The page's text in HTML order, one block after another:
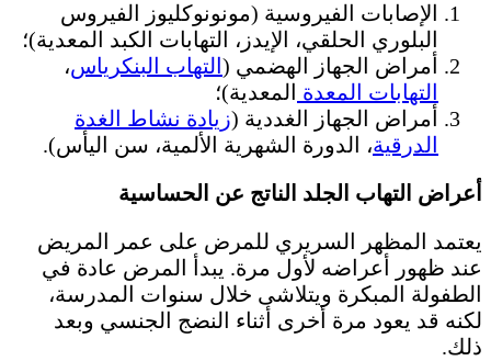
الإصابات الفيروسية (مونونوكليوز الفيروس
البلوري الحلقي، الإيدز، التهابات الكبد المعدية)؛
أمراض الجهاز الهضمي ( التهاب البنكرياس،
التهابات المعدة المعدية)؛
أمراض الجهاز الغددية (زيادة نشاط الغدة
الدرقية، الدورة الشهرية الألمية، سن اليأس).
أعراض التهاب الجلد الناتج عن الحساسية
يعتمد المظهر السريري للمرض على عمر المريض
عند ظهور أعراضه لأول مرة. يبدأ المرض عادة في
الطفولة المبكرة ويتلاشى خلال سنوات المدرسة،
لكنه قد يعود مرة أخرى أثناء النضج الجنسي وبعد
ذلك.